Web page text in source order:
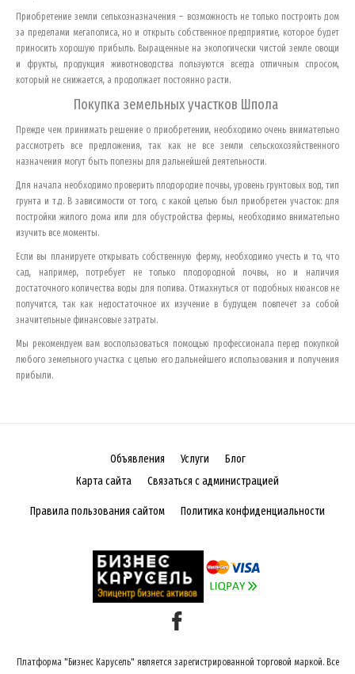
Приобретение земли сельхозназначения – возможность не только построить дом
за пределами мегаполиса, но и открыть собственное предприятие, которое будет
приносить хорошую прибыль. Выращенные на экологически чистой земле овощи
и фрукты, продукция животноводства пользуются всегда отличным спросом,
который не снижается, а продолжает постоянно расти.
Покупка земельных участков Шпола
Прежде чем принимать решение о приобретении, необходимо очень внимательно
рассмотреть все предложения, так как не все земли сельскохозяйственного
назначения могут быть полезны для дальнейшей деятельности.
Для начала необходимо проверить плодородие почвы, уровень грунтовых вод, тип
грунта и т.д. В зависимости от того, с какой целью был приобретен участок: для
постройки жилого дома или для обустройства фермы, необходимо внимательно
изучить все моменты.
Если вы планируете открывать собственную ферму, необходимо учесть и то, что
сад, например, потребует не только плодородной почвы, но и наличия
достаточного количества воды для полива. Отмахнуться от подобных нюансов не
получится, так как недостаточное их изучение в будущем повлечет за собой
значительные финансовые затраты.
Мы рекомендуем вам воспользоваться помощью профессионала перед покупкой
любого земельного участка с целью его дальнейшего использования и получения
прибыли.
Объявления Услуги
Блог
Карта сайта
Связаться с администрацией
Правила пользования сайтом Политика конфиденциальности
Платформа "Бизнес Карусель" является зарегистрированной торговой маркой. Все